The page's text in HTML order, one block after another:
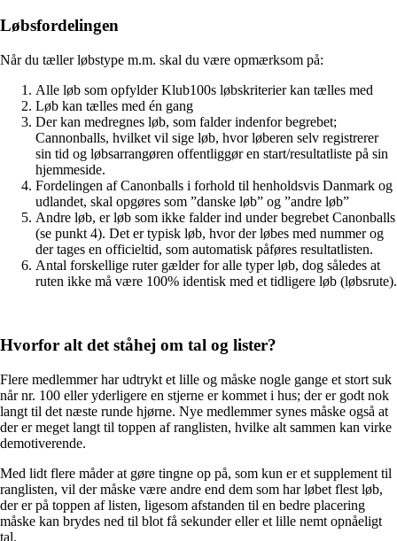
Løbsfordelingen
Når du tæller løbstype m.m. skal du være opmærksom på:
Alle løb som opfylder Klub100s løbskriterier kan tælles med
Løb kan tælles med én gang
Der kan medregnes løb, som falder indenfor begrebet;
Cannonballs, hvilket vil sige løb, hvor løberen selv registrerer
sin tid og løbsarrangøren offentliggør en start/resultatliste på sin
hjemmeside.
Fordelingen af Canonballs i forhold til henholdsvis Danmark og
udlandet, skal opgøres som ”danske løb” og ”andre løb”
Andre løb, er løb som ikke falder ind under begrebet Canonballs
(se punkt 4). Det er typisk løb, hvor der løbes med nummer og
der tages en officieltid, som automatisk påføres resultatlisten.
Antal forskellige ruter gælder for alle typer løb, dog således at
ruten ikke må være 100% identisk med et tidligere løb (løbsrute).
Hvorfor alt det ståhej om tal og lister?
Flere medlemmer har udtrykt et lille og måske nogle gange et stort suk
når nr. 100 eller yderligere en stjerne er kommet i hus; der er godt nok
langt til det næste runde hjørne. Nye medlemmer synes måske også at
der er meget langt til toppen af ranglisten, hvilke alt sammen kan virke
demotiverende.
Med lidt flere måder at gøre tingne op på, som kun er et supplement til
ranglisten, vil der måske være andre end dem som har løbet flest løb,
der er på toppen af listen, ligesom afstanden til en bedre placering
måske kan brydes ned til blot få sekunder eller et lille nemt opnåeligt
tal.